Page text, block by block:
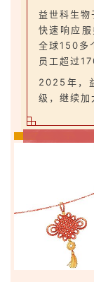
益世科生物
快速响应
全球150多
员工超过
2025年，
级，继续加